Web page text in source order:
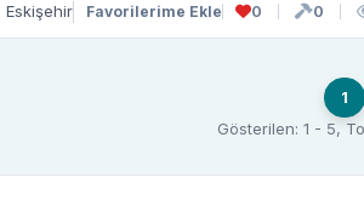
Eskişehir Favorilerime Ekle 0 0
1
Gösterilen: 1 - 5,